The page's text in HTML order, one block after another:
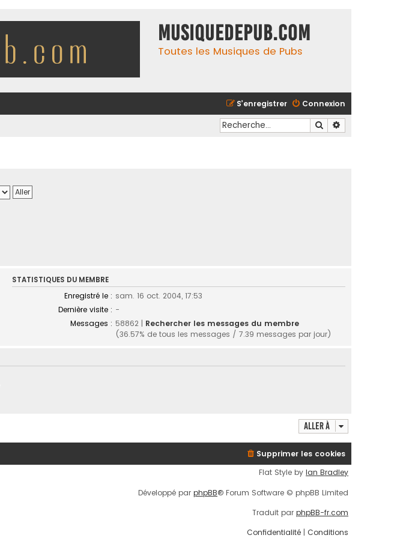
MusiqueDePub.com
Toutes les Musiques de Pubs
Connexion
S’enregistrer
Rechercher
STATISTIQUES DU MEMBRE
Enregistré le : sam. 16 oct. 2004, 17:53
Dernière visite : -
Messages : 58862 | Rechercher les messages du membre
(36.57% de tous les messages / 7.39 messages par jour)
Aller à
Supprimer les cookies
Flat Style by Ian Bradley
Développé par phpBB® Forum Software © phpBB Limited
Traduit par phpBB-fr.com
Confidentialité | Conditions